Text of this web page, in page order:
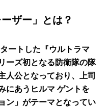
ザー」とは？
ートした『ウルトラマ
ーズ初となる防衛隊の隊
人公となっており、上司
にあうヒルマ ゲントを
ン」がテーマとなってい